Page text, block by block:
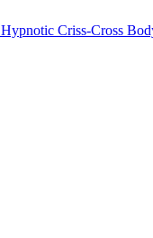
Hypnotic Criss-Cross